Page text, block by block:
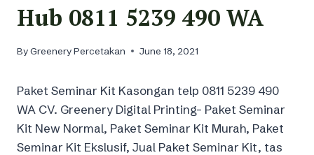
Hub 0811 5239 490 WA
ByGreenery Percetakan June 18, 2021
Paket Seminar Kit Kasongan telp 0811 5239 490
WA CV. Greenery Digital Printing- Paket Seminar
Kit New Normal, Paket Seminar Kit Murah, Paket
Seminar Kit Ekslusif, Jual Paket Seminar Kit, tas